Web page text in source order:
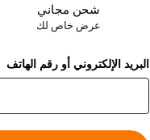
شحن مجاني
عرض خاص لك
البريد الإلكتروني أو رقم الهاتف